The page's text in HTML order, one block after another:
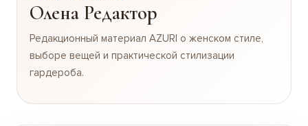
Олена Редактор
Редакционный материал AZURI о женском стиле,
выборе вещей и практической стилизации
гардероба.